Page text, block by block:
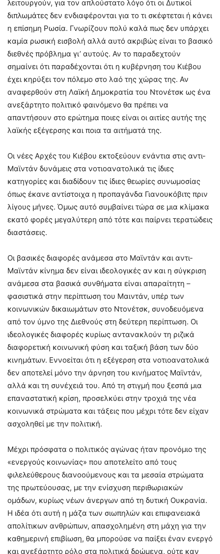
λειτουργούν, για τον απλούστατο λόγο ότι οι Δυτικοί
διπλωμάτες δεν ενδιαφέρονται για το τι σκέφτεται ή κάνει
η επίσημη Ρωσία. Γνωρίζουν πολύ καλά πως δεν υπάρχει
καμία ρωσική εισβολή αλλά αυτό ακριβώς είναι το βασικό
διεθνές πρόβλημα γι’ αυτούς. Αν το παραδεχτούν
σημαίνει ότι παραδέχονται ότι η κυβέρνηση του Κιέβου
έχει κηρύξει τον πόλεμο στο λαό της χώρας της. Αν
αναφερθούν στη Λαϊκή Δημοκρατία του Ντονέτσκ ως ένα
ανεξάρτητο πολιτικό φαινόμενο θα πρέπει να
απαντήσουν στο ερώτημα ποιες είναι οι αιτίες αυτής της
λαϊκής εξέγερσης και ποια τα αιτήματά της.
Οι νέες Αρχές του Κιέβου εκτοξεύουν ενάντια στις αντι-
Μαϊντάν δυνάμεις στα νοτιοανατολικά τις ίδιες
κατηγορίες και διαδίδουν τις ίδιες θεωρίες συνωμοσίας
όπως έκανε αντίστοιχα η προπαγάνδα Γιανουκόβιτς πριν
λίγους μήνες. Όμως αυτό συμβαίνει τώρα σε μια κλίμακα
εκατό φορές μεγαλύτερη από τότε και παίρνει τερατώδεις
διαστάσεις.
Οι βασικές διαφορές ανάμεσα στο Μαϊντάν και αντι-
Μαϊντάν κίνημα δεν είναι ιδεολογικές αν και η σύγκριση
ανάμεσα στα βασικά συνθήματα είναι απαραίτητη –
φασιστικά στην περίπτωση του Μαιντάν, υπέρ των
κοινωνικών δικαιωμάτων στο Ντονέτσκ, συνοδευόμενα
από τον ύμνο της Διεθνούς στη δεύτερη περίπτωση. Οι
ιδεολογικές διαφορές κυρίως αντανακλούν τη ριζικά
διαφορετική κοινωνική φύση και ταξική βάση των δύο
κινημάτων. Εννοείται ότι η εξέγερση στα νοτιοανατολικά
δεν αποτελεί μόνο την άρνηση του κινήματος Μαϊντάν,
αλλά και τη συνέχειά του. Από τη στιγμή που ξεσπά μια
επαναστατική κρίση, προσελκύει στην τροχιά της νέα
κοινωνικά στρώματα και τάξεις που μέχρι τότε δεν είχαν
ασχοληθεί με την πολιτική.
Μέχρι πρόσφατα ο πολιτικός αγώνας ήταν προνόμιο της
«ενεργούς κοινωνίας» που αποτελείτο από τους
φιλελεύθερους διανοούμενους και τα μεσαία στρώματα
της πρωτεύουσας, με την ενίσχυση περιθωριακών
ομάδων, κυρίως νέων άνεργων από τη δυτική Ουκρανία.
Η ιδέα ότι αυτή η μάζα των σιωπηλών και επιφανειακά
απολίτικων ανθρώπων, απασχολημένη στη μάχη για την
καθημερινή επιβίωση, θα μπορούσε να παίξει έναν ενεργό
και ανεξάρτητο ρόλο στα πολιτικά δρώμενα, ούτε καν